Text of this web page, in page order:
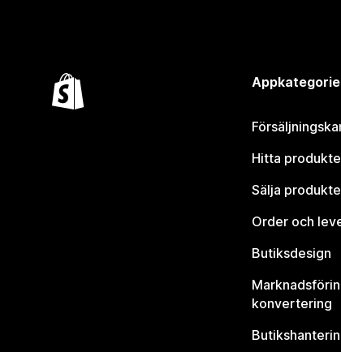
Hitta
Sälja
Order och
Butiksdesign
konvertering